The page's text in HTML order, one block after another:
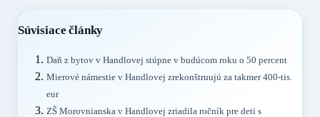
Súvisiace články
Daň z bytov v Handlovej stúpne v budúcom roku o 50 percent
Mierové námestie v Handlovej zrekonštruujú za takmer 400-tis.
eur
ZŠ Morovnianska v Handlovej zriadila ročník pre deti s